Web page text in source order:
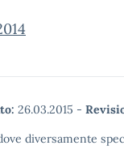
26.03.2015 -
diversamente